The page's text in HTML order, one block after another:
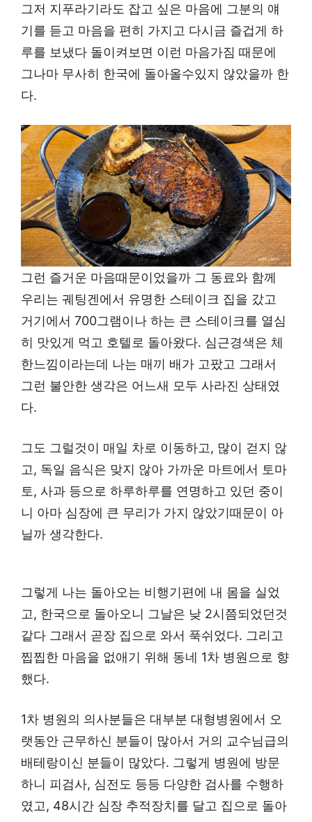
그저 지푸라기라도 잡고 싶은 마음에 그분의 얘
기를 듣고 마음을 편히 가지고 다시금 즐겁게 하
루를 보냈다 돌이켜보면 이런 마음가짐 때문에
그나마 무사히 한국에 돌아올수있지 않았을까 한
다.
그런 즐거운 마음때문이었을까 그 동료와 함께
우리는 궤팅겐에서 유명한 스테이크 집을 갔고
거기에서 700그램이나 하는 큰 스테이크를 열심
히 맛있게 먹고 호텔로 돌아왔다. 심근경색은 체
한느낌이라는데 나는 매끼 배가 고팠고 그래서
그런 불안한 생각은 어느새 모두 사라진 상태였
다.
그도 그럴것이 매일 차로 이동하고, 많이 걷지 않
고, 독일 음식은 맞지 않아 가까운 마트에서 토마
토, 사과 등으로 하루하루를 연명하고 있던 중이
니 아마 심장에 큰 무리가 가지 않았기때문이 아
닐까 생각한다.
그렇게 나는 돌아오는 비행기편에 내 몸을 실었
고, 한국으로 돌아오니 그날은 낮 2시쯤되었던것
같다 그래서 곧장 집으로 와서 푹쉬었다. 그리고
찝찝한 마음을 없애기 위해 동네 1차 병원으로 향
했다.
1차 병원의 의사분들은 대부분 대형병원에서 오
랫동안 근무하신 분들이 많아서 거의 교수님급의
배테랑이신 분들이 많았다. 그렇게 병원에 방문
하니 피검사, 심전도 등등 다양한 검사를 수행하
였고, 48시간 심장 추적장치를 달고 집으로 돌아